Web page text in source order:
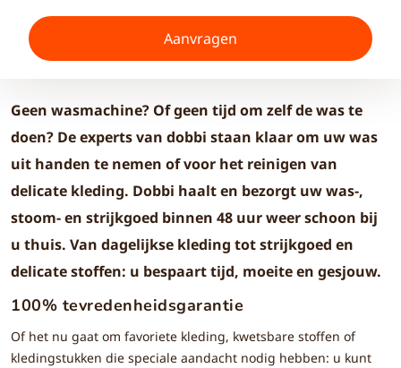
Aanvragen
Geen wasmachine? Of geen tijd om zelf de was te
doen? De experts van dobbi staan klaar om uw was
uit handen te nemen of voor het reinigen van
delicate kleding. Dobbi haalt en bezorgt uw was-,
stoom- en strijkgoed binnen 48 uur weer schoon bij
u thuis. Van dagelijkse kleding tot strijkgoed en
delicate stoffen: u bespaart tijd, moeite en gesjouw.
100% tevredenheidsgarantie
Of het nu gaat om favoriete kleding, kwetsbare stoffen of
kledingstukken die speciale aandacht nodig hebben: u kunt